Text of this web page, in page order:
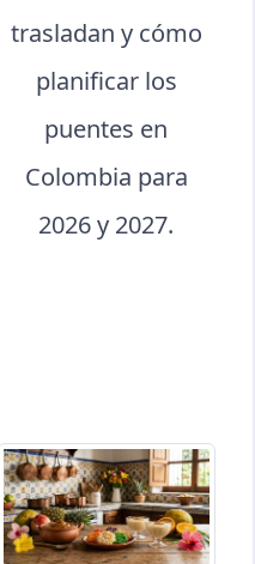
trasladan y cómo
planificar los
puentes en
Colombia para
2026 y 2027.